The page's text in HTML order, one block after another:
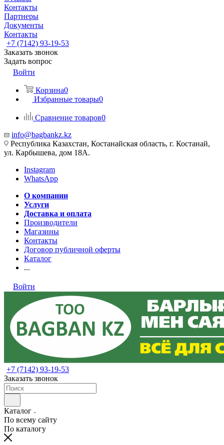
Контакты
Партнеры
Документы
Контакты
+7 (7142) 93-19-53
Заказать звонок
Задать вопрос
Войти
Корзина0
Избранные товары0
Сравнение товаров0
info@bagbankz.kz
Республика Казахстан, Костанайская область, г. Костанай,
ул. Карбышева, дом 18А.
Instagram
WhatsApp
О компании
Услуги
Доставка и оплата
Производители
Магазины
Контакты
Договор публичной оферты
Каталог
...
Войти
+7 (7142) 93-19-53
Заказать звонок
Каталог
По всему сайту
По каталогу